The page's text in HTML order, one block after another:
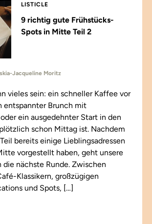
LISTICLE
9 richtig gute Frühstücks-
Spots in Mitte Teil 2
Jacqueline Moritz
vieles sein: ein schneller Kaffee vor
entspannter Brunch mit
ein ausgedehnter Start in den
schon Mittag ist. Nachdem
bereits einige Lieblingsadressen
vorgestellt haben, geht unsere
nächste Runde. Zwischen
Klassikern, großzügigen
und Spots, […]